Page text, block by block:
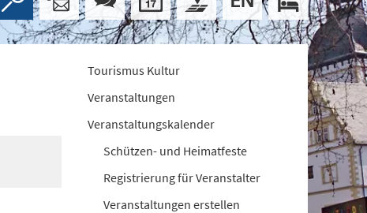
Tourismus Kultur
Veranstaltungen
Veranstaltungskalender
Schützen- und Heimatfeste
Registrierung für Veranstalter
Veranstaltungen erstellen